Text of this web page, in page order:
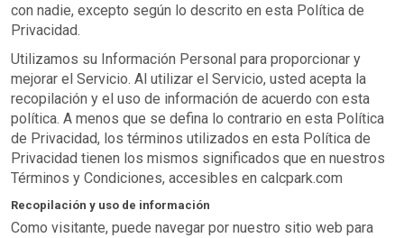
con nadie, excepto según lo descrito en esta Política de
Privacidad.
Utilizamos su Información Personal para proporcionar y
mejorar el Servicio. Al utilizar el Servicio, usted acepta la
recopilación y el uso de información de acuerdo con esta
política. A menos que se defina lo contrario en esta Política
de Privacidad, los términos utilizados en esta Política de
Privacidad tienen los mismos significados que en nuestros
Términos y Condiciones, accesibles en calcpark.com
Recopilación y uso de información
Como visitante, puede navegar por nuestro sitio web para